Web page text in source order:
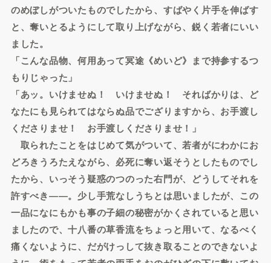
のめぼしがついたものでしたから、すばやく片手を伸ばす
と、奪いとるようにして取り上げながら、鋭く若者にいい
ました。
「こんな品物、何用あって冥途《めいど》まで持参するつ
もりじゃった」
「あッ。いけませぬ！ いけませぬ！ そればかりは、ど
なたにも見られてはならぬ品でござりますから、お手渡し
くださりませ！ お手渡しくださりませ！」
取られたことをはじめて気がついて、若者がにわかにお
どろきうろたえながら、必死に奪い返そうとしたものでし
たから、いっそう疑惑のつのった右門が、どうしてそれを
許すべき――。少し手荒なしうちとは思いましたが、この
一品になにもかも事の子細の秘密がかくされていると思い
ましたので、十八番の草香流をちょっと用いて、なるべく
痛くないように、だがけっして抜き取ることのできないよ